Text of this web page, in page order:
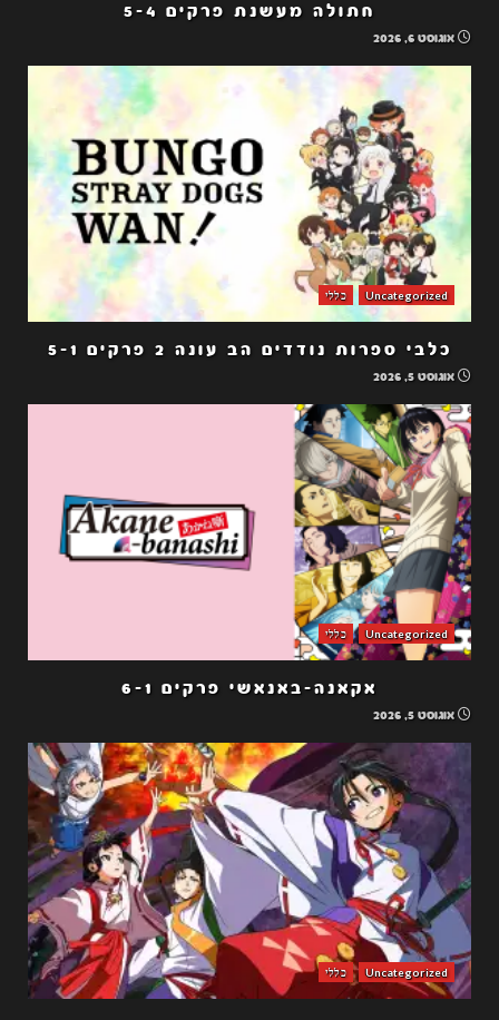
חתולה מעשנת פרקים 5-4
אוגוסט 6, 2026
Uncategorized כללי
כלבי ספרות נודדים הב עונה 2 פרקים 5-1
אוגוסט 5, 2026
Uncategorized כללי
אקאנה-באנאשי פרקים 6-1
אוגוסט 5, 2026
Uncategorized כללי